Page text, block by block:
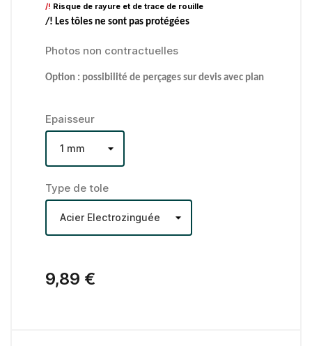
/! Risque de rayure et de trace de rouille
/! Les tôles ne sont pas protégées
Photos non contractuelles
Option : possibilité de perçages sur devis avec plan
Epaisseur
Type de tole
9,89 €